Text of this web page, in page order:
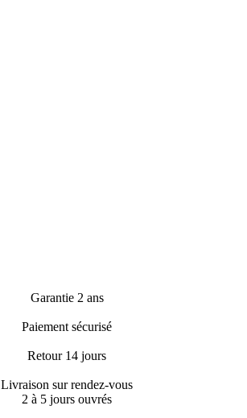
Garantie 2 ans
Paiement sécurisé
Retour 14 jours
Livraison sur rendez-vous
2 à 5 jours ouvrés